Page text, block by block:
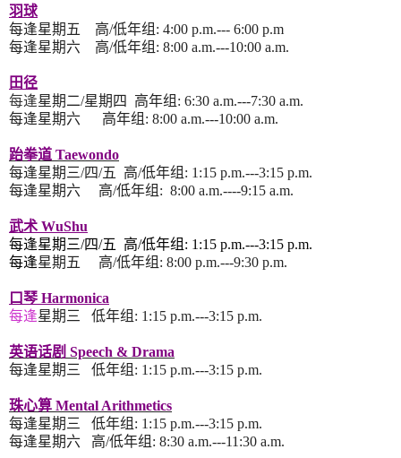
羽球
每逢星期五 高/低年组 : 4:00 p.m.--- 6:00 p.m
逢星期六 高/低年组 : 8:00 a.m.---10:00 a.m.
田径
每逢星期二/星期四 高年组 : 6:30 a.m.---7:30 a.m.
每逢星期六 高年组 : 8:00 a.m.---10:00 a.m.
跆拳道 Taewondo
每逢星期三/四/五 高/低年组 : 1:15 p.m.---3:15 p.m.
每逢星期六 高/低年组 : 8:00 a.m.----9:15 a.m.
武术 WuShu
每逢星期三/四/五 高/低年组 : 1:15 p.m.---3:15 p.m.
每逢星期五 高/低年组 : 8:00 p.m.---9:30 p.m.
口琴 Harmonica
每逢星期三 低年组 : 1:15 p.m.---3:15 p.m.
英语话剧 Speech & Drama
每逢星期三 低年组 : 1:15 p.m.---3:15 p.m.
珠心算 Mental Arithmetics
每逢星期三 低年组 : 1:15 p.m.---3:15 p.m.
每逢星期六 高/低年组 : 8:30 a.m.---11:30 a.m.